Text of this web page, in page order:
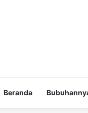
Beranda